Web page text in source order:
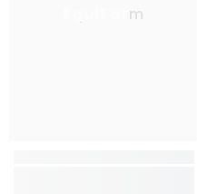
EquiFarm